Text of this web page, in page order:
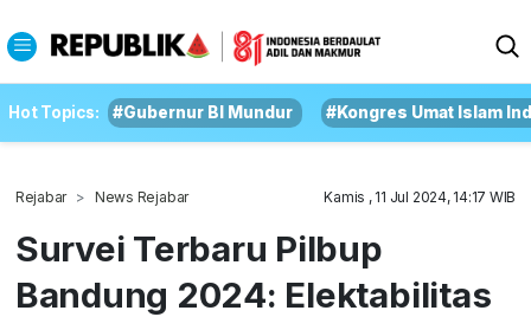
Hot Topics: #Gubernur BI Mundur #Kongres Umat Islam
Rejabar News Rejabar Kamis , 11 Jul 2024, 14:17 WIB
Survei Terbaru Pilbup
Bandung 2024: Elektabilitas